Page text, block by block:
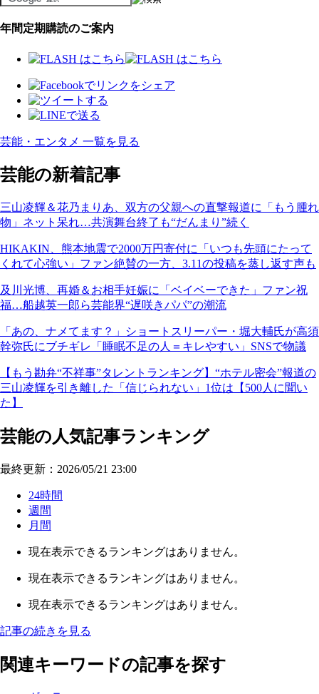
年間定期購読のご案内
芸能・エンタメ 一覧を見る
芸能の新着記事
三山凌輝＆花乃まりあ、双方の父親への直撃報道に「もう腫れ
物」ネット呆れ…共演舞台終了も“だんまり”続く
HIKAKIN、熊本地震で2000万円寄付に「いつも先頭にたって
くれて心強い」ファン絶賛の一方、3.11の投稿を蒸し返す声も
及川光博、再婚＆お相手妊娠に「ベイベーできた」ファン祝
福…船越英一郎ら芸能界“遅咲きパパ”の潮流
「あの、ナメてます？」ショートスリーパー・堀大輔氏が高須
幹弥氏にブチギレ「睡眠不足の人＝キレやすい」SNSで物議
【もう勘弁“不祥事”タレントランキング】“ホテル密会”報道の
三山凌輝を引き離した「信じられない」1位は【500人に聞い
た】
芸能の人気記事ランキング
最終更新：2026/05/21 23:00
24時間
週間
月間
現在表示できるランキングはありません。
現在表示できるランキングはありません。
現在表示できるランキングはありません。
記事の続きを見る
関連キーワードの記事を探す